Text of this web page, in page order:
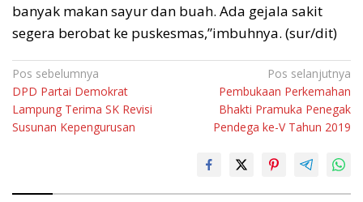
banyak makan sayur dan buah. Ada gejala sakit
segera berobat ke puskesmas,”imbuhnya. (sur/dit)
Navigasi
pos
Pos sebelumnya
DPD Partai Demokrat
Lampung Terima SK Revisi
Susunan Kepengurusan
Pos selanjutnya
Pembukaan Perkemahan
Bhakti Pramuka Penegak
Pendega ke-V Tahun 2019